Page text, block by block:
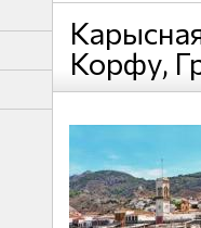
Корфу,